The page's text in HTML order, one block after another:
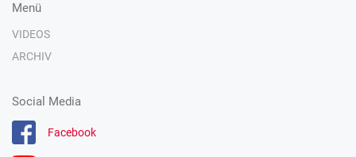
Menü
VIDEOS
ARCHIV
Social Media
Facebook